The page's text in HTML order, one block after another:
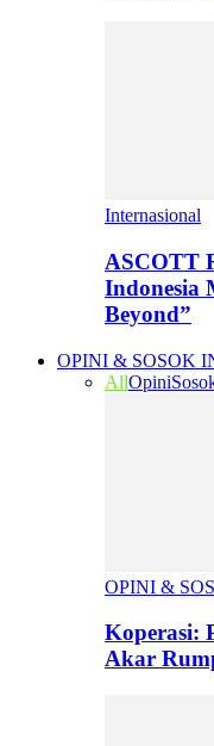
Internasional
ASCOTT
Indonesia
Beyond”
OPINI & SOSOK
AllOpini
OPINI &
Koperasi:
Akar